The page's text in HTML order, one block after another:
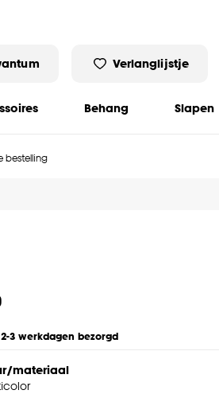
Verlanglijstje
Behang Slapen
bestelling
3 werkdagen bezorgd
materiaal